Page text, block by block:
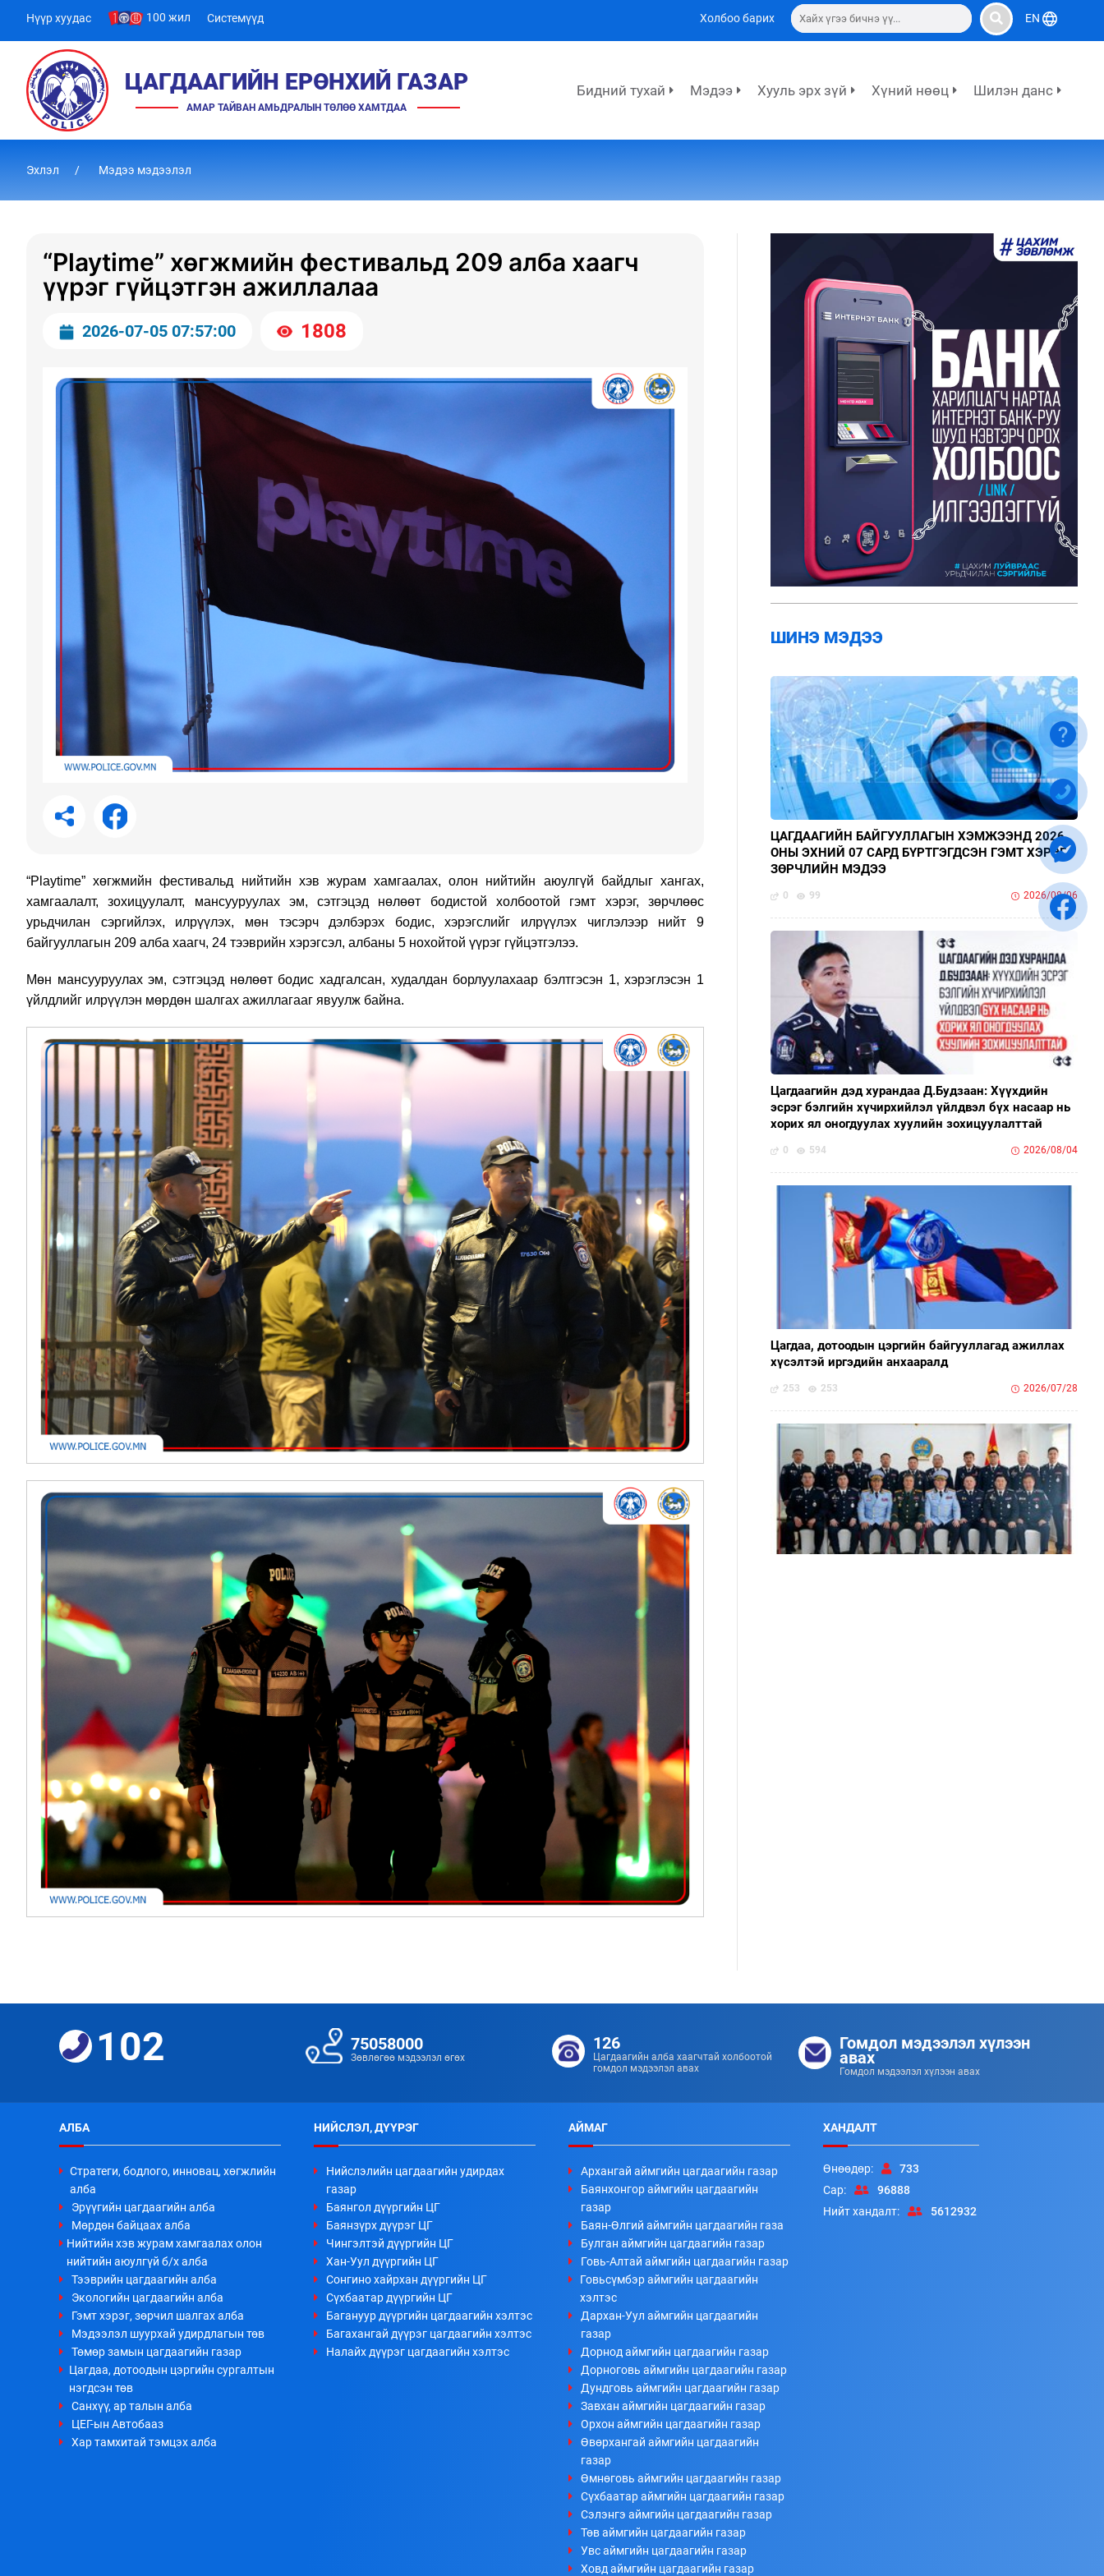
Нүүр хуудас 100 жил Системүүд Холбоо барих EN
ЦАГДААГИЙН ЕРӨНХИЙ ГАЗАР
АМАР ТАЙВАН АМЬДРАЛЫН ТӨЛӨӨ ХАМТДАА
Бидний тухай Мэдээ Хууль эрх зүй Хүний нөөц Шилэн данс
Эхлэл Мэдээ мэдээлэл
“Playtime” хөгжмийн фестивальд 209 алба хаагч
үүрэг гүйцэтгэн ажиллалаа
2026-07-05 07:57:00 1808
“Playtime” хөгжмийн фестивальд нийтийн хэв журам хамгаалах, олон нийтийн аюулгүй байдлыг хангах,
хамгаалалт, зохицуулалт, мансууруулах эм, сэтгэцэд нөлөөт бодистой холбоотой гэмт хэрэг, зөрчлөөс
урьдчилан сэргийлэх, илрүүлэх, мөн тэсэрч дэлбэрэх бодис, хэрэгслийг илрүүлэх чиглэлээр нийт 9
байгууллагын 209 алба хаагч, 24 тээврийн хэрэгсэл, албаны 5 нохойтой үүрэг гүйцэтгэлээ.
Мөн мансууруулах эм, сэтгэцэд нөлөөт бодис хадгалсан, худалдан борлуулахаар бэлтгэсэн 1, хэрэглэсэн 1
үйлдлийг илрүүлэн мөрдөн шалгах ажиллагааг явуулж байна.
ШИНЭ МЭДЭЭ
ЦАГДААГИЙН БАЙГУУЛЛАГЫН ХЭМЖЭЭНД 2026
ОНЫ ЭХНИЙ 07 САРД БҮРТГЭГДСЭН ГЭМТ ХЭРЭГ,
ЗӨРЧЛИЙН МЭДЭЭ
0 99 2026/08/06
Цагдаагийн дэд хурандаа Д.Будзаан: Хүүхдийн
эсрэг бэлгийн хүчирхийлэл үйлдвэл бүх насаар нь
хорих ял оногдуулах хуулийн зохицуулалттай
0 594 2026/08/04
Цагдаа, дотоодын цэргийн байгууллагад ажиллах
хүсэлтэй иргэдийн анхааралд
253 253 2026/07/28
Ахлагч Э.Бумбаяр Монгол Улсын Мэргэн цолны
болзол хангалаа
253 253 2026/07/08
Ахмад ажилтнуудтай Нийгмийн даатгалын багц
102 75058000
Зөвлөгөө мэдээлэл өгөх
126
Цагдаагийн алба хаагчтай холбоотой
гомдол мэдээлэл авах
Гомдол мэдээлэл хүлээн
авах
Гомдол мэдээлэл хүлээн авах
АЛБА
Стратеги, бодлого, инновац, хөгжлийн
алба
Эрүүгийн цагдаагийн алба
Мөрдөн байцаах алба
Нийтийн хэв журам хамгаалах олон
нийтийн аюулгүй б/х алба
Тээврийн цагдаагийн алба
Экологийн цагдаагийн алба
Гэмт хэрэг, зөрчил шалгах алба
Мэдээлэл шуурхай удирдлагын төв
Төмөр замын цагдаагийн газар
Цагдаа, дотоодын цэргийн сургалтын
нэгдсэн төв
Санхүү, ар талын алба
ЦЕГ-ын Автобааз
Хар тамхитай тэмцэх алба
НИЙСЛЭЛ, ДҮҮРЭГ
Нийслэлийн цагдаагийн удирдах
газар
Баянгол дүүргийн ЦГ
Баянзүрх дүүрэг ЦГ
Чингэлтэй дүүргийн ЦГ
Хан-Уул дүүргийн ЦГ
Сонгино хайрхан дүүргийн ЦГ
Сүхбаатар дүүргийн ЦГ
Багануур дүүргийн цагдаагийн хэлтэс
Багахангай дүүрэг цагдаагийн хэлтэс
Налайх дүүрэг цагдаагийн хэлтэс
АЙМАГ
Архангай аймгийн цагдаагийн газар
Баянхонгор аймгийн цагдаагийн
газар
Баян-Өлгий аймгийн цагдаагийн газа
Булган аймгийн цагдаагийн газар
Говь-Алтай аймгийн цагдаагийн газар
Говьсүмбэр аймгийн цагдаагийн
хэлтэс
Дархан-Уул аймгийн цагдаагийн
газар
Дорнод аймгийн цагдаагийн газар
Дорноговь аймгийн цагдаагийн газар
Дундговь аймгийн цагдаагийн газар
Завхан аймгийн цагдаагийн газар
Орхон аймгийн цагдаагийн газар
Өвөрхангай аймгийн цагдаагийн
газар
Өмнөговь аймгийн цагдаагийн газар
Сүхбаатар аймгийн цагдаагийн газар
Сэлэнгэ аймгийн цагдаагийн газар
Төв аймгийн цагдаагийн газар
Увс аймгийн цагдаагийн газар
Ховд аймгийн цагдаагийн газар
ХАНДАЛТ
Өнөөдөр:
733
Сар:
96888
Нийт хандалт:
5612932